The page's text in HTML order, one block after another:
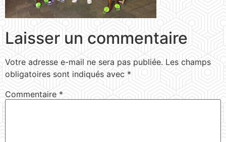
Laisser un commentaire
Votre adresse e-mail ne sera pas publiée. Les champs
obligatoires sont indiqués avec *
Commentaire *